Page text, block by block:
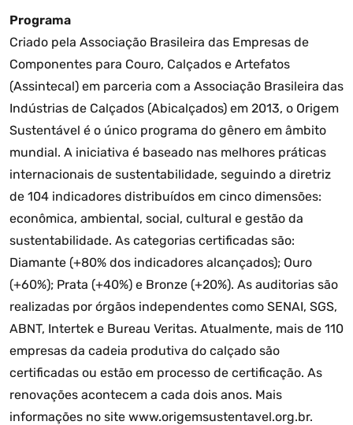
Programa
Criado pela Associação Brasileira das Empresas de
Componentes para Couro, Calçados e Artefatos
(Assintecal) em parceria com a Associação Brasileira das
Indústrias de Calçados (Abicalçados) em 2013, o Origem
Sustentável é o único programa do gênero em âmbito
mundial. A iniciativa é baseado nas melhores práticas
internacionais de sustentabilidade, seguindo a diretriz
de 104 indicadores distribuídos em cinco dimensões:
econômica, ambiental, social, cultural e gestão da
sustentabilidade. As categorias certificadas são:
Diamante (+80% dos indicadores alcançados); Ouro
(+60%); Prata (+40%) e Bronze (+20%). As auditorias são
realizadas por órgãos independentes como SENAI, SGS,
ABNT, Intertek e Bureau Veritas. Atualmente, mais de 110
empresas da cadeia produtiva do calçado são
certificadas ou estão em processo de certificação. As
renovações acontecem a cada dois anos. Mais
informações no site www.origemsustentavel.org.br.